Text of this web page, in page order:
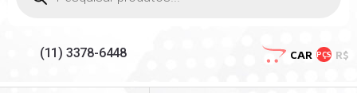
(11) 3378-6448 CAR PÇS R$